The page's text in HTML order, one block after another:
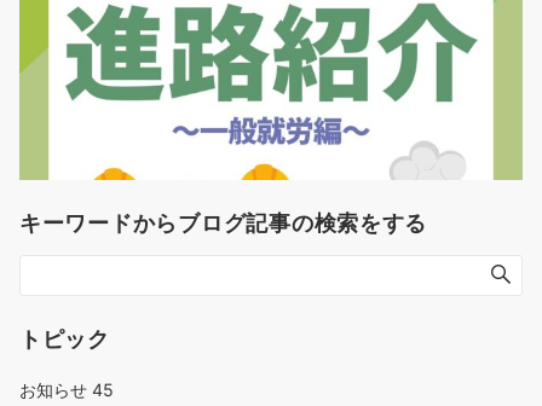
キーワードからブログ記事の検索をする
トピック
お知らせ 45